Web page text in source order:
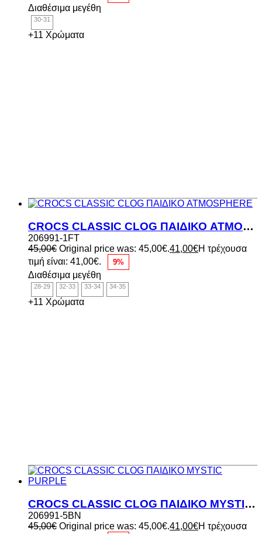
Διαθέσιμα μεγέθη
30-31
+11 Χρώματα
CROCS CLASSIC CLOG ΠΑΙΔΙΚΟ ATMOSPHERE
206991-1FT
45,00€ Original price was: 45,00€.41,00€Η τρέχουσα
τιμή είναι: 41,00€.
9%
Διαθέσιμα μεγέθη
28-29 32-33 33-34 34-35
+11 Χρώματα
CROCS CLASSIC CLOG ΠΑΙΔΙΚΟ MYSTIC PURPLE
206991-5BN
45,00€ Original price was: 45,00€.41,00€Η τρέχουσα